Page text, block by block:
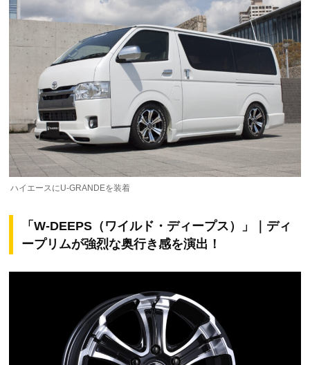
ハイエースにU-GRANDEを装着
「W-DEEPS（ワイルド・ディープス）」｜ディ
ープリムが強烈な奥行き感を演出！